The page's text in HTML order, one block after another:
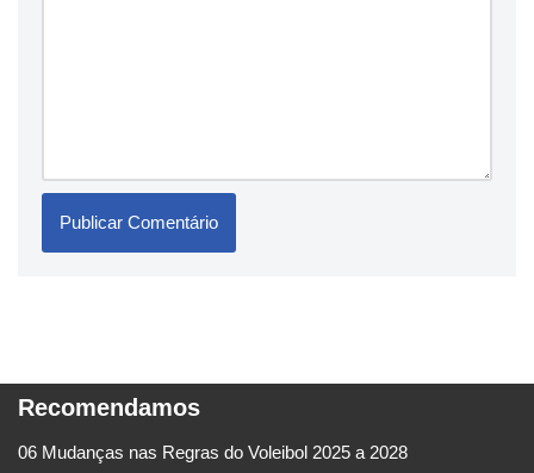
Recomendamos
06 Mudanças nas Regras do Voleibol 2025 a 2028